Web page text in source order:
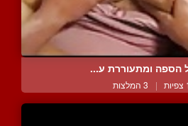
הספה ומתעוררת ע...
| 3 המלצות